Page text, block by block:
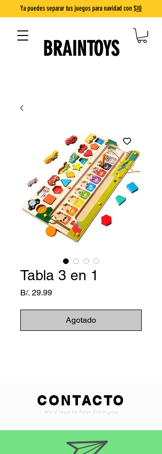
Ya puedes separar tus juegos para navidad con $10
BRAINTOYS
Tabla 3 en 1
B/. 29.99Precio
Agotado
CONTACTO
We'd love to hear from you